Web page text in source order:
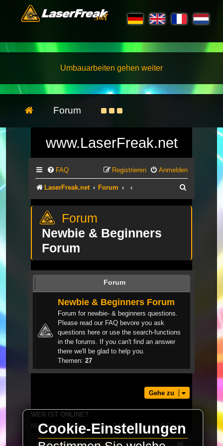
Umbauarbeiten gehen weiter
Forum
www.LaserFreak.net
FAQ Anmelden
Registrieren
LaserFreak.net Forum
Newbie & Beginners
Forum
Forum
Newbie & Beginners Forum
Forum for newbie- & beginners questions.
Please read our FAQ bevore you ask
questions here or use the search-functions
in the forums. If you can't find an answer
there we'll be glad to help you.
Themen: 27
Gehe zu
WER IST ONLINE?
Mitglieder in diesem Forum: 0 Mitglieder und 2 Gäste
Cookie-Einstellungen